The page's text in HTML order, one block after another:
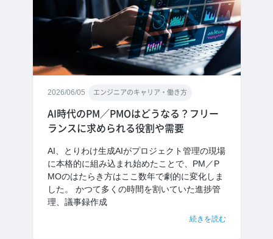
2026/06/05 エンジニアのキャリア・働き方
AI時代のPM／PMOはどうなる？フリー
ランスに求められる役割や需要
AI、とりわけ生成AIがプロジェクト管理の現場
に本格的に組み込まれ始めたことで、PM／P
MOのはたらき方はここ数年で劇的に変化しま
した。 かつて多くの時間を割いていた進捗管
理、議事録作成
続きを読む